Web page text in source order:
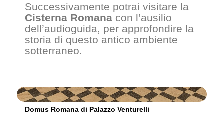
Successivamente potrai visitare la
Cisterna Romana con l’ausilio
dell’audioguida, per approfondire la
storia di questo antico ambiente
sotterraneo.
Domus Romana di Palazzo Venturelli